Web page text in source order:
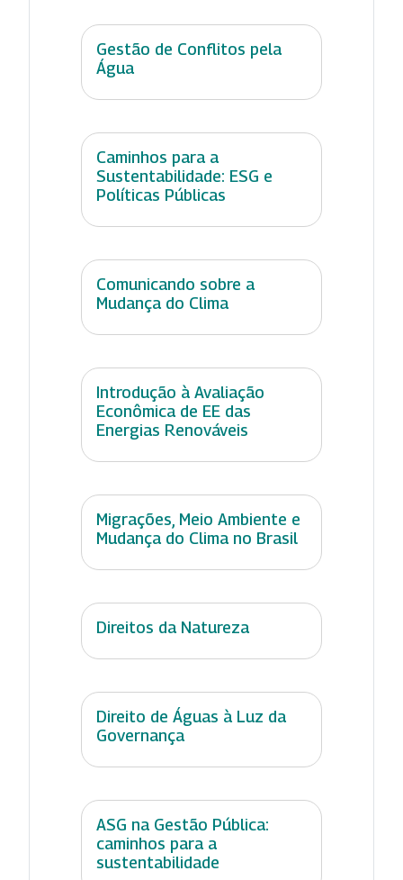
Gestão de Conflitos pela
Água
Caminhos para a
Sustentabilidade: ESG e
Políticas Públicas
Comunicando sobre a
Mudança do Clima
Introdução à Avaliação
Econômica de EE das
Energias Renováveis
Migrações, Meio Ambiente e
Mudança do Clima no Brasil
Direitos da Natureza
Direito de Águas à Luz da
Governança
ASG na Gestão Pública:
caminhos para a
sustentabilidade